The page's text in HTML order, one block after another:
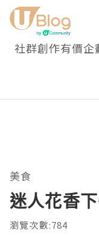
社群創作有價企
美食
迷人花香
瀏覽次數:784